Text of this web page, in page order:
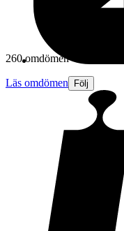
260 omdömen
Läs omdömen Följ